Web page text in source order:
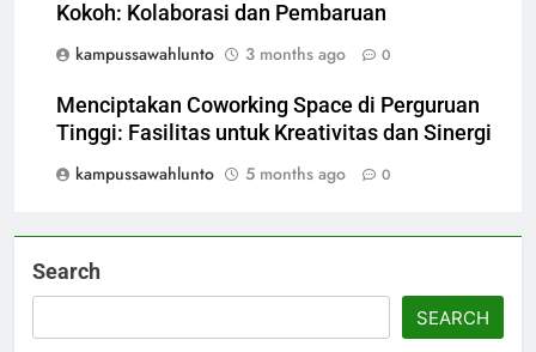
Kokoh: Kolaborasi dan Pembaruan
kampussawahlunto
3 months ago 0
Menciptakan Coworking Space di Perguruan
Tinggi: Fasilitas untuk Kreativitas dan Sinergi
kampussawahlunto
5 months ago 0
Search
SEARCH